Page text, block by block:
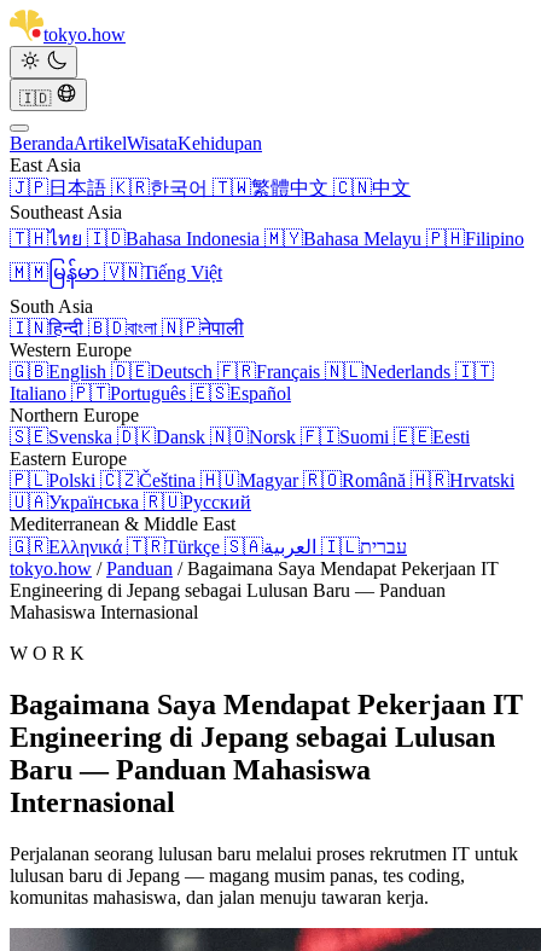
tokyo.how
🇮🇩
BerandaArtikelWisataKehidupan
East Asia
🇯🇵日本語 🇰🇷한국어 🇹🇼繁體中文 🇨🇳中文
Southeast Asia
🇹🇭ไทย 🇮🇩Bahasa Indonesia 🇲🇾Bahasa Melayu 🇵🇭Filipino
🇲🇲 မြန်မာ 🇻🇳Tiếng Việt
South Asia
🇮🇳हिन्दी 🇧🇩বাংলা 🇳🇵नेपाली
Western Europe
🇬🇧English 🇩🇪Deutsch 🇫🇷Français 🇳🇱Nederlands 🇮🇹
Italiano 🇵🇹Português 🇪🇸Español
Northern Europe
🇸🇪Svenska 🇩🇰Dansk 🇳🇴Norsk 🇫🇮Suomi 🇪🇪Eesti
Eastern Europe
🇵🇱Polski 🇨🇿Čeština 🇭🇺Magyar🇷🇴Română 🇭🇷Hrvatski
🇺🇦Українська 🇷🇺Русский
Mediterranean & Middle East
🇬🇷Ελληνικά 🇹🇷Türkçe 🇸🇦 🇮🇱עברית
tokyo.how / Panduan / Bagaimana Saya Mendapat Pekerjaan IT
Engineering di Jepang sebagai Lulusan Baru — Panduan
Mahasiswa Internasional
W O R K
Bagaimana Saya Mendapat Pekerjaan IT
Engineering di Jepang sebagai Lulusan
Baru — Panduan Mahasiswa
Internasional
Perjalanan seorang lulusan baru melalui proses rekrutmen IT untuk
lulusan baru di Jepang — magang musim panas, tes coding,
komunitas mahasiswa, dan jalan menuju tawaran kerja.